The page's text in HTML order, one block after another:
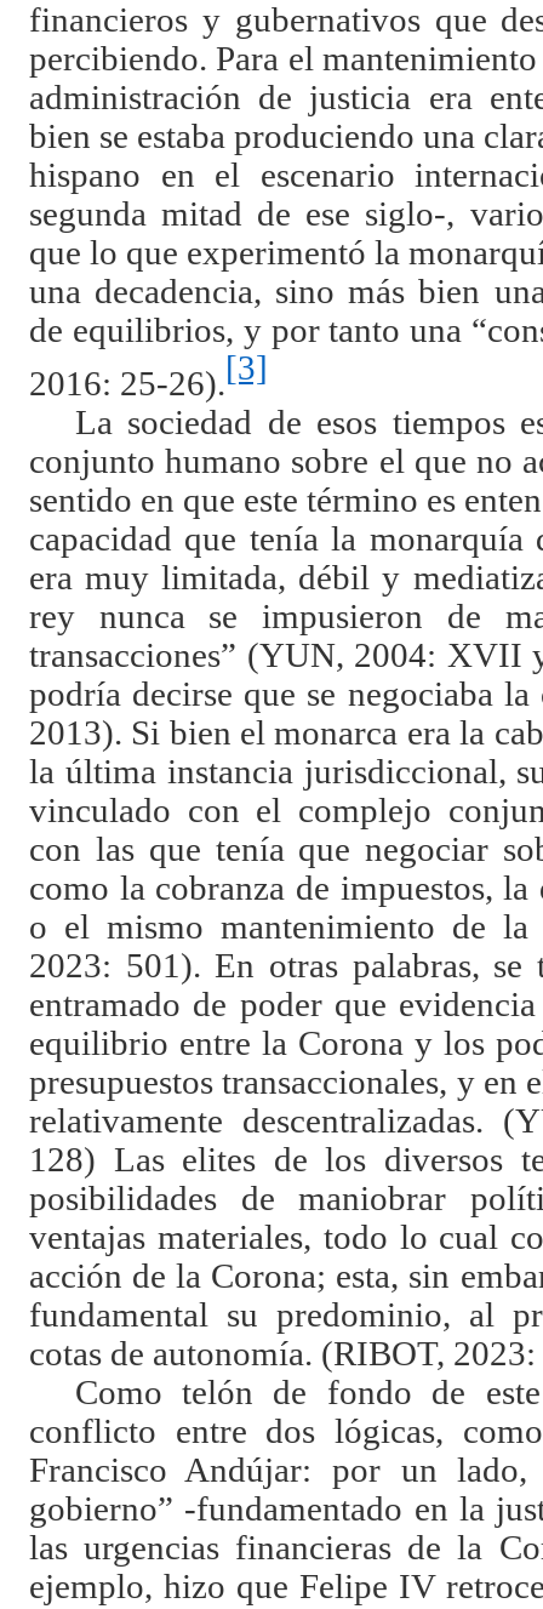
financieros y gubernativos que
percibiendo. Para el
administración de justicia era
bien se estaba produciendo una
hispano en el escenario
segunda mitad de ese siglo-,
que lo que experimentó la
una decadencia, sino más bien
de equilibrios, y por tanto una
2016: 25-26).[3]
La sociedad de esos tiempos
conjunto humano sobre el que no
sentido en que este término es
capacidad que tenía la
era muy limitada, débil y
rey nunca se impusieron de
transacciones” (YUN, 2004: XVII
podría decirse que se negociaba
2013). Si bien el monarca era la
la última instancia jurisdiccional,
vinculado con el complejo
con las que tenía que negociar
como la cobranza de impuestos,
o el mismo mantenimiento de la
2023: 501).En otras palabras,
entramado de poder que
equilibrio entre la Corona y los
presupuestos transaccionales, y en
relativamente descentralizadas.
128) Las elites de los diversos
posibilidades de maniobrar
ventajas materiales, todo lo cual
acción de la Corona; esta, sin
fundamental su predominio, al
cotas de autonomía. (RIBOT,
Como telón de fondo de
conflicto entre dos lógicas,
Francisco Andújar: por un
gobierno” -fundamentado en la
las urgencias financieras de la
ejemplo, hizo que Felipe IV